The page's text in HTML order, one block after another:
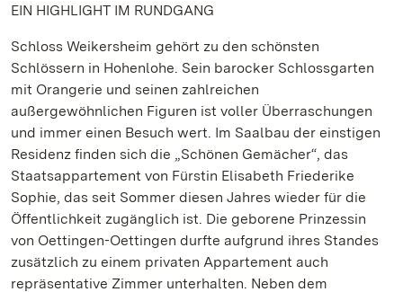
EIN HIGHLIGHT IM RUNDGANG
Schloss Weikersheim gehört zu den schönsten
Schlössern in Hohenlohe. Sein barocker Schlossgarten
mit Orangerie und seinen zahlreichen
außergewöhnlichen Figuren ist voller Überraschungen
und immer einen Besuch wert. Im Saalbau der einstigen
Residenz finden sich die „Schönen Gemächer“, das
Staatsappartement von Fürstin Elisabeth Friederike
Sophie, das seit Sommer diesen Jahres wieder für die
Öffentlichkeit zugänglich ist. Die geborene Prinzessin
von Oettingen-Oettingen durfte aufgrund ihres Standes
zusätzlich zu einem privaten Appartement auch
repräsentative Zimmer unterhalten. Neben dem